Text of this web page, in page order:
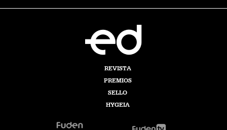
REVISTA
PREMIOS
SELLO
HYGEIA